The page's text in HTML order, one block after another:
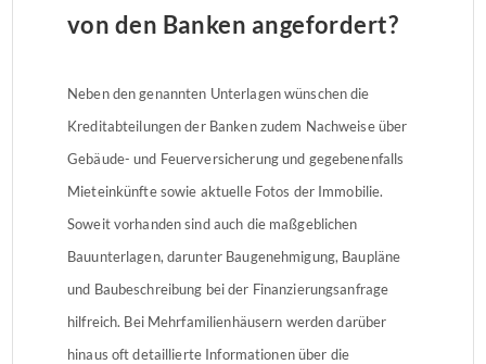
von den Banken angefordert?
Neben den genannten Unterlagen wünschen die
Kreditabteilungen der Banken zudem Nachweise über
Gebäude- und Feuerversicherung und gegebenenfalls
Mieteinkünfte sowie aktuelle Fotos der Immobilie.
Soweit vorhanden sind auch die maßgeblichen
Bauunterlagen, darunter Baugenehmigung, Baupläne
und Baubeschreibung bei der Finanzierungsanfrage
hilfreich. Bei Mehrfamilienhäusern werden darüber
hinaus oft detaillierte Informationen über die